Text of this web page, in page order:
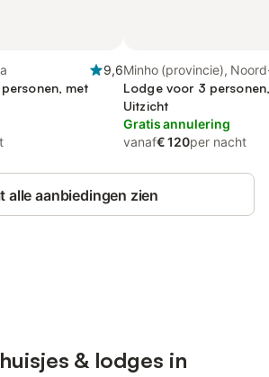
9,6
met
Minho (provincie),
Lodge voor 3
Uitzicht
Gratis annulering
vanaf€ 120per nacht
alle aanbiedingen zien
& lodges in